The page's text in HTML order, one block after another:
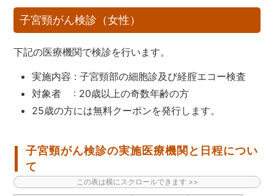
子宮頸がん検診（女性）
下記の医療機関で検診を行います。
実施内容 : 子宮頸部の細胞診及び経腟エコー検査
対象者 : 20歳以上の奇数年齢の方
25歳の方には無料クーポンを発行します。
子宮頸がん検診の実施医療機関と日程につい
て